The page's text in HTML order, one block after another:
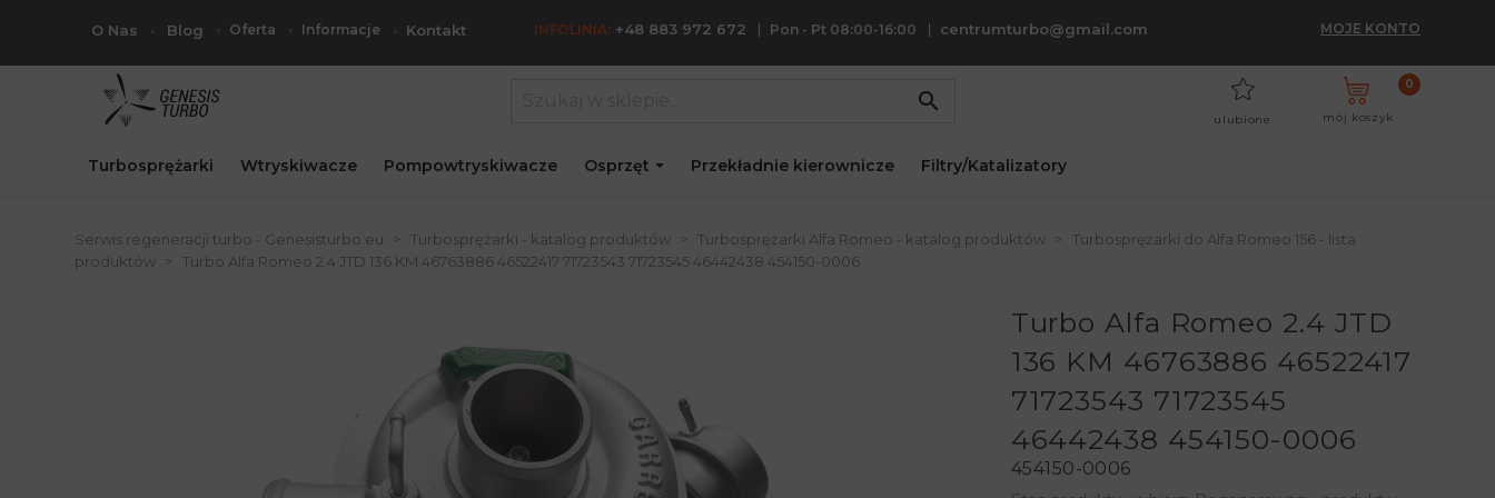
O Nas Blog Oferta Informacje Kontakt INFOLINIA: +48 883 972 672 Pon - Pt 08:00-16:00 centrumturbo@gmail.com MOJE KONTO
search
mój koszyk
0
ulubione
Turbosprężarki Wtryskiwacze Pompowtryskiwacze Osprzęt Przekładnie kierownicze Filtry/Katalizatory
Serwis regeneracji turbo - Genesisturbo.eu Turbosprężarki - katalog produktów Turbosprężarki Alfa Romeo - katalog produktów
Turbosprężarki do Alfa Romeo 156 - lista
produktów
Turbo Alfa Romeo 2.4 JTD 136 KM 46763886 46522417 71723543 71723545 46442438 454150-0006
Turbo Alfa Romeo 2.4 JTD
136 KM 46763886 46522417
71723543 71723545
46442438 454150-0006
454150-0006